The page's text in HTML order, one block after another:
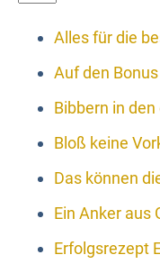
Alles für die
Auf den
Bibbern in
Bloß keine
Das können
Ein Anker aus
Erfolgsrezept